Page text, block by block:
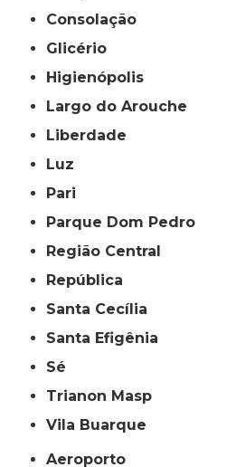
Consolação
Glicério
Higienópolis
Largo do Arouche
Liberdade
Luz
Pari
Parque Dom Pedro
Região Central
República
Santa Cecília
Santa Efigênia
Sé
Trianon Masp
Vila Buarque
Aeroporto